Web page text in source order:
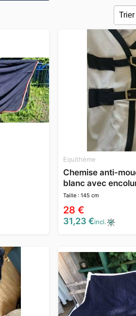
Equithème
Chemise anti-
blanc avec
Taille : 145 cm
28 €
31,23 €incl.